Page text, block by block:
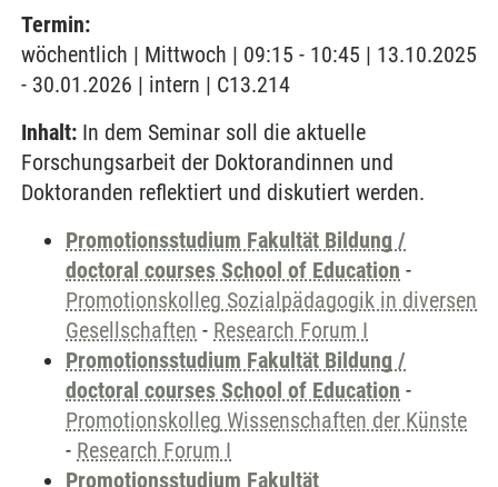
Termin:
wöchentlich | Mittwoch | 09:15 - 10:45 | 13.10.2025
- 30.01.2026 | intern | C13.214
Inhalt: In dem Seminar soll die aktuelle
Forschungsarbeit der Doktorandinnen und
Doktoranden reflektiert und diskutiert werden.
Promotionsstudium Fakultät Bildung /
doctoral courses School of Education -
Promotionskolleg Sozialpädagogik in diversen
Gesellschaften - Research Forum I
Promotionsstudium Fakultät Bildung /
doctoral courses School of Education -
Promotionskolleg Wissenschaften der Künste
- Research Forum I
Promotionsstudium Fakultät